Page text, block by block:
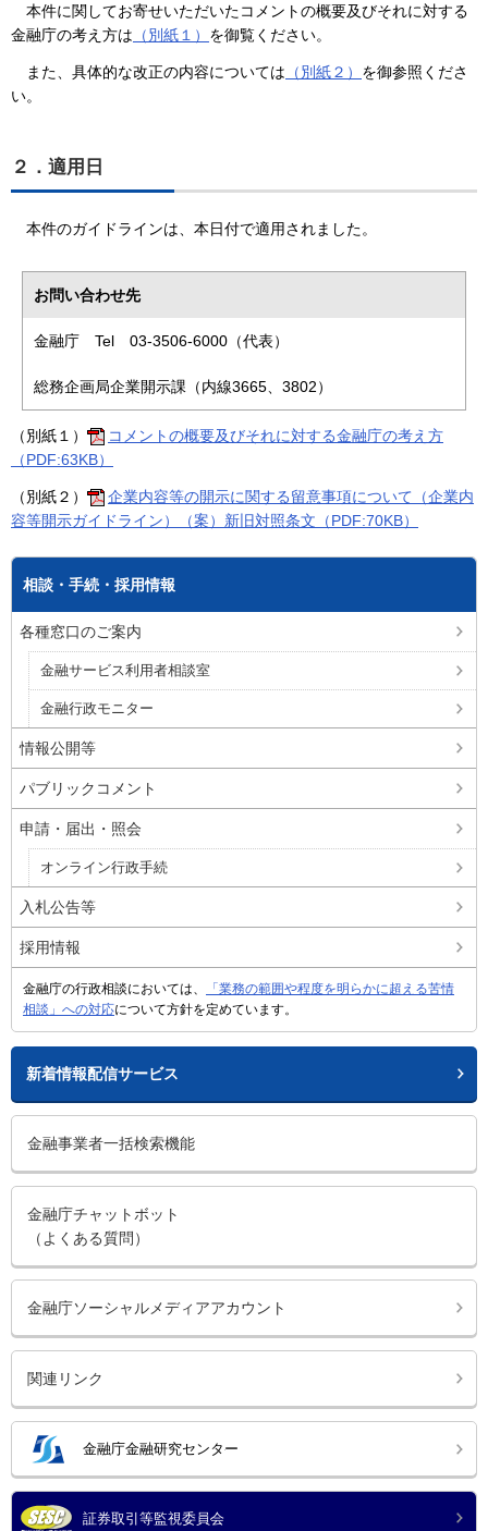
本件に関してお寄せいただいたコメントの概要及びそれに対する
金融庁の考え方は （別紙１） を御覧ください。
また、具体的な改正の内容については （別紙２） を御参照くださ
い。
２．適用日
本件のガイドラインは、本日付で適用されました。
お問い合わせ先
金融庁 Tel 03-3506-6000（代表）
総務企画局企業開示課（内線3665、3802）
（別紙１）
コメントの概要及びそれに対する金融庁の考え方
（PDF:63KB）
（別紙２）
企業内容等の開示に関する留意事項について（企業内
容等開示ガイドライン）（案）新旧対照条文（PDF:70KB）
相談・手続・採用情報
各種窓口のご案内
金融サービス利用者相談室
金融行政モニター
情報公開等
パブリックコメント
申請・届出・照会
オンライン行政手続
入札公告等
採用情報
金融庁の行政相談においては、
「業務の範囲や程度を明らかに超える苦情
相談」への対応について方針を定めています。
新着情報配信サービス
金融事業者一括検索機能
金融庁チャットボット
（よくある質問）
金融庁ソーシャルメディアアカウント
関連リンク
金融庁金融研究センター
証券取引等監視委員会